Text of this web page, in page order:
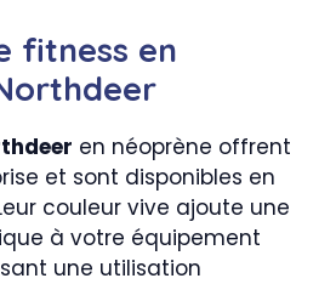
fitness en
en néoprène offrent
et sont disponibles en
couleur vive ajoute une
à votre équipement
une utilisation